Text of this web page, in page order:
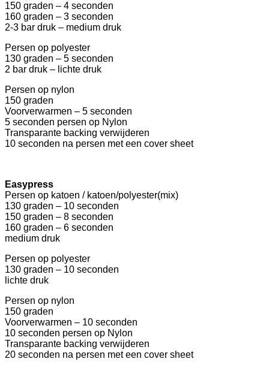
150 graden – 4 seconden
160 graden – 3 seconden
2-3 bar druk – medium druk
Persen op polyester
130 graden – 5 seconden
2 bar druk – lichte druk
Persen op nylon
150 graden
Voorverwarmen – 5 seconden
5 seconden persen op Nylon
Transparante backing verwijderen
10 seconden na persen met een cover sheet
Easypress
Persen op katoen / katoen/polyester(mix)
130 graden – 10 seconden
150 graden – 8 seconden
160 graden – 6 seconden
medium druk
Persen op polyester
130 graden – 10 seconden
lichte druk
Persen op nylon
150 graden
Voorverwarmen – 10 seconden
10 seconden persen op Nylon
Transparante backing verwijderen
20 seconden na persen met een cover sheet